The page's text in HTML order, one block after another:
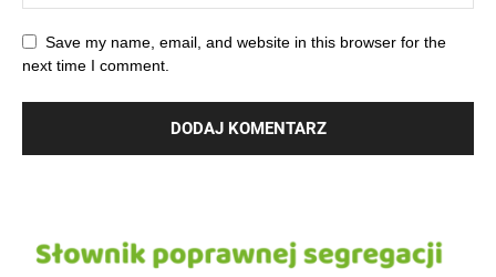
Save my name, email, and website in this browser for the
next time I comment.